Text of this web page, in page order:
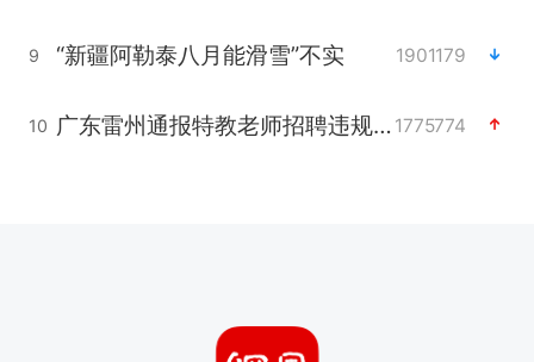
9 “新疆阿勒泰八月能滑雪”不实 1901179
10 广东雷州通报特教老师招聘违规事件 1775774